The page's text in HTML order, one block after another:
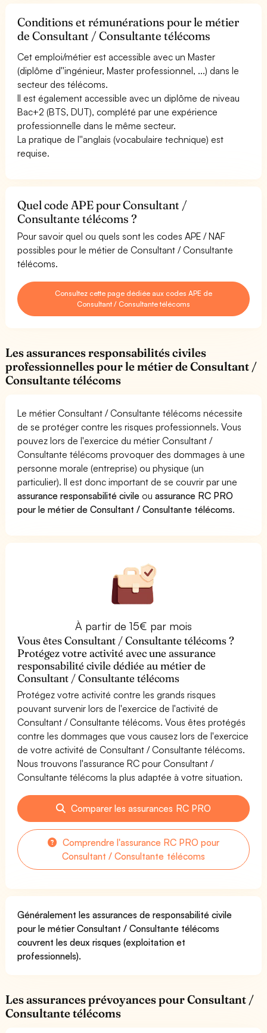
Conditions et rémunérations pour le métier
de Consultant / Consultante télécoms
Cet emploi/métier est accessible avec un Master
(diplôme d''ingénieur, Master professionnel, ...) dans le
secteur des télécoms.
Il est également accessible avec un diplôme de niveau
Bac+2 (BTS, DUT), complété par une expérience
professionnelle dans le même secteur.
La pratique de l''anglais (vocabulaire technique) est
requise.
Quel code APE pour Consultant /
Consultante télécoms ?
Pour savoir quel ou quels sont les codes APE / NAF
possibles pour le métier de Consultant / Consultante
télécoms.
Consultez cette page dédiée aux codes APE de
Consultant / Consultante télécoms
Les assurances responsabilités civiles
professionnelles pour le métier de Consultant /
Consultante télécoms
Le métier Consultant / Consultante télécoms nécessite
de se protéger contre les risques professionnels. Vous
pouvez lors de l'exercice du métier Consultant /
Consultante télécoms provoquer des dommages à une
personne morale (entreprise) ou physique (un
particulier). Il est donc important de se couvrir par une
assurance responsabilité civile ouassurance RC PRO
pour le métier de Consultant / Consultante télécoms.
À partir de 15€ par mois
Vous êtes Consultant / Consultante télécoms ?
Protégez votre activité avec une assurance
responsabilité civile dédiée au métier de
Consultant / Consultante télécoms
Protégez votre activité contre les grands risques
pouvant survenir lors de l'exercice de l'activité de
Consultant / Consultante télécoms. Vous êtes protégés
contre les dommages que vous causez lors de l'exercice
de votre activité de Consultant / Consultante télécoms.
Nous trouvons l'assurance RC pour Consultant /
Consultante télécoms la plus adaptée à votre situation.
Comparer les assurances RC PRO
Comprendre l'assurance RC PRO pour
Consultant / Consultante télécoms
Généralement les assurances de responsabilité civile
pour le métier Consultant / Consultante télécoms
couvrent les deux risques (exploitation et
professionnels).
Les assurances prévoyances pour Consultant /
Consultante télécoms